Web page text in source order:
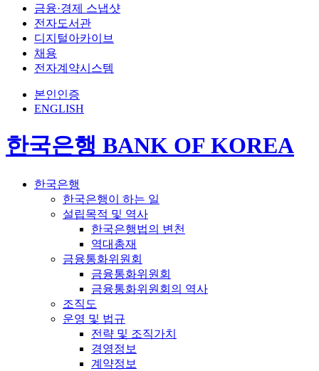
금융·경제 스냅샷
전자도서관
디지털아카이브
채용
전자계약시스템
본인인증
ENGLISH
한국은행 BANK OF KOREA
한국은행
한국은행이 하는 일
설립목적 및 역사
한국은행법의 변천
역대총재
금융통화위원회
금융통화위원회
금융통화위원회의 역사
조직도
운영 및 법규
전략 및 조직가치
경영정보
계약정보